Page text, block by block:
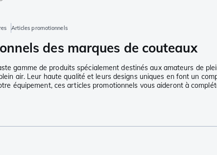
Articles promotionnels
des marques de couteaux
gamme de produits spécialement destinés aux amateurs de
air. Leur haute qualité et leurs designs uniques en font un
équipement, ces articles promotionnels vous aideront à